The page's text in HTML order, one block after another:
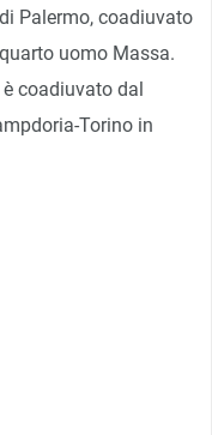
Palermo, coadiuvato
uomo Massa.
è coadiuvato dal
Torino in